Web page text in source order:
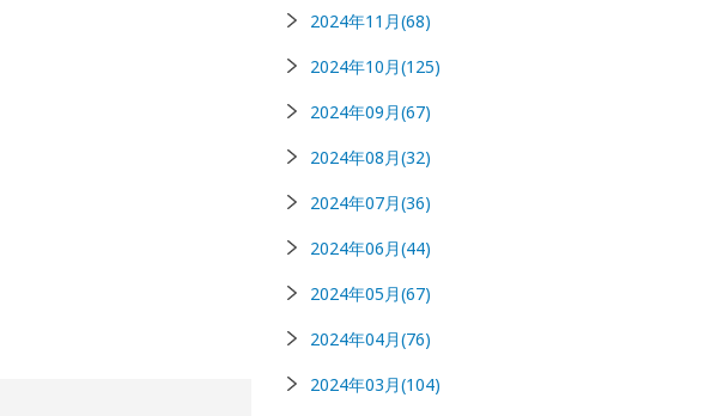
2024年11月(68)
2024年10月(125)
2024年09月(67)
2024年08月(32)
2024年07月(36)
2024年06月(44)
2024年05月(67)
2024年04月(76)
2024年03月(104)